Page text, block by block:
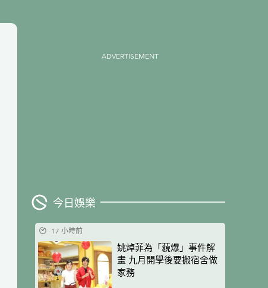
ADVERTISEMENT
今日娛樂
17 小時前
姚焯菲為「藐爆」事件解
畫 九月開學後要搬宿舍做
家務